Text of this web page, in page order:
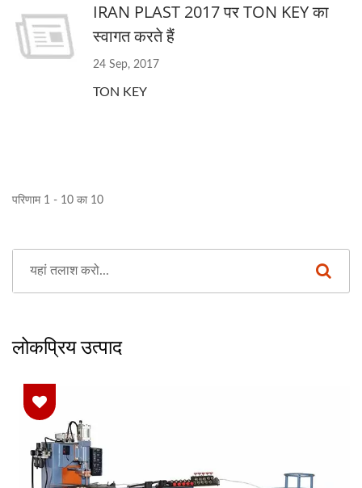
IRAN PLAST 2017 पर TON KEY का
स्वागत करते हैं
24 Sep, 2017
TON KEY
परिणाम 1 - 10 का 10
लोकप्रिय उत्पाद